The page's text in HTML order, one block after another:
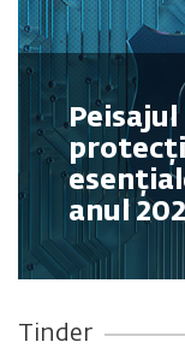
Peisajul
anul
Tinder